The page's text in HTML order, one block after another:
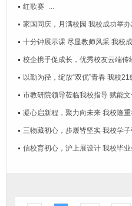
红歌赛 ...
家国同庆，月满校园 我校成功举
十分钟展示课 尽显教师风采 我校
校企携手促成长，优秀校友云端
以勤为径，绽放“双优”青春 我校
市教研院领导莅临我校指导 赋能
凝心启新程，聚力向未来 我校隆
三物藏初心，步履皆坚实 我校学
信校育初心，沪上展设计 我校毕